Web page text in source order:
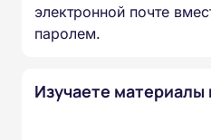
электронной почте
паролем.
Изучаете материалы